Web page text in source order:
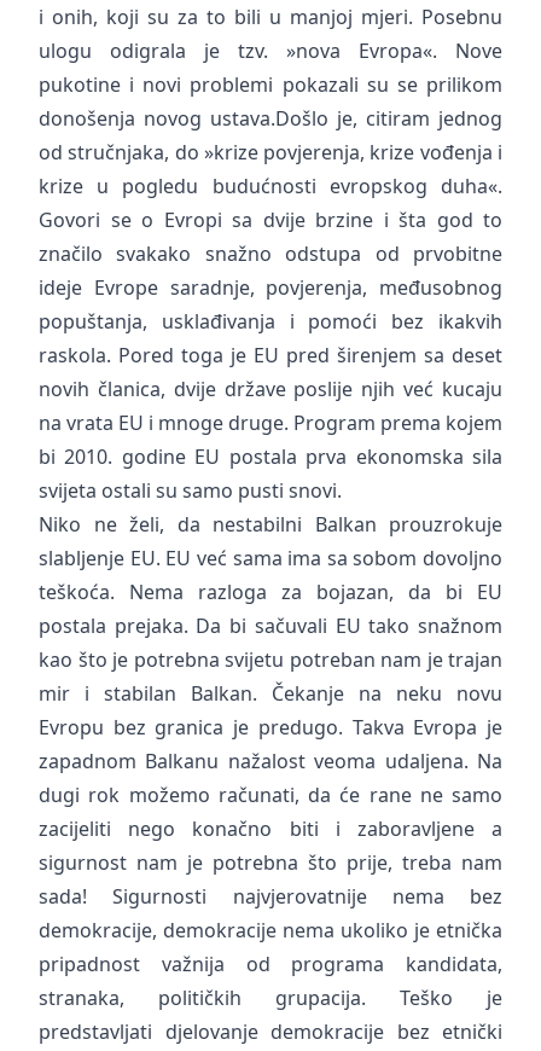
i onih, koji su za to bili u manjoj mjeri. Posebnu
ulogu odigrala je tzv. »nova Evropa«. Nove
pukotine i novi problemi pokazali su se prilikom
donošenja novog ustava.Došlo je, citiram jednog
od stručnjaka, do »krize povjerenja, krize vođenja i
krize u pogledu budućnosti evropskog duha«.
Govori se o Evropi sa dvije brzine i šta god to
značilo svakako snažno odstupa od prvobitne
ideje Evrope saradnje, povjerenja, međusobnog
popuštanja, usklađivanja i pomoći bez ikakvih
raskola. Pored toga je EU pred širenjem sa deset
novih članica, dvije države poslije njih već kucaju
na vrata EU i mnoge druge. Program prema kojem
bi 2010. godine EU postala prva ekonomska sila
svijeta ostali su samo pusti snovi.
Niko ne želi, da nestabilni Balkan prouzrokuje
slabljenje EU. EU već sama ima sa sobom dovoljno
teškoća. Nema razloga za bojazan, da bi EU
postala prejaka. Da bi sačuvali EU tako snažnom
kao što je potrebna svijetu potreban nam je trajan
mir i stabilan Balkan. Čekanje na neku novu
Evropu bez granica je predugo. Takva Evropa je
zapadnom Balkanu nažalost veoma udaljena. Na
dugi rok možemo računati, da će rane ne samo
zacijeliti nego konačno biti i zaboravljene a
sigurnost nam je potrebna što prije, treba nam
sada! Sigurnosti najvjerovatnije nema bez
demokracije, demokracije nema ukoliko je etnička
pripadnost važnija od programa kandidata,
stranaka, političkih grupacija. Teško je
predstavljati djelovanje demokracije bez etnički